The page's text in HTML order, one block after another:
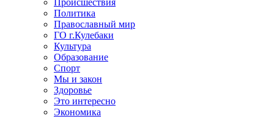
Происшествия
Политика
Православный мир
ГО г.Кулебаки
Культура
Образование
Спорт
Мы и закон
Здоровье
Это интересно
Экономика